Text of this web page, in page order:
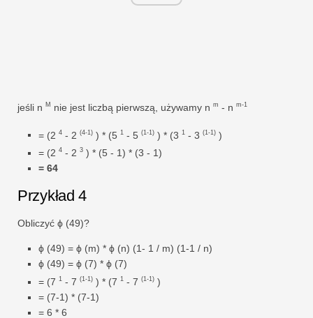
jeśli n M nie jest liczbą pierwszą, używamy n m - n m-1
= (2 4 - 2 (4-1) ) * (5 1 - 5 (1-1) ) * (3 1 - 3 (1-1) )
= (2 4 - 2 3 ) * (5 - 1) * (3 - 1)
= 64
Przykład 4
Obliczyć ϕ (49)?
ϕ (49) = ϕ (m) * ϕ (n) (1- 1 / m) (1-1 / n)
ϕ (49) = ϕ (7) * ϕ (7)
= (7 1 - 7 (1-1) ) * (7 1 - 7 (1-1) )
= (7-1) * (7-1)
= 6 * 6